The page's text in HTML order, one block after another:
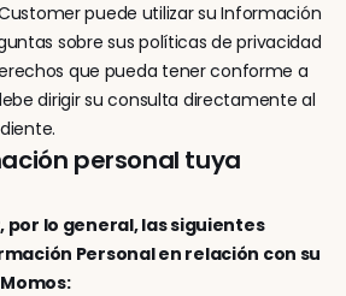
puede utilizar su Información
sobre sus políticas de privacidad
que pueda tener conforme a
dirigir su consulta directamente al
personal tuya
por lo general, las siguientes
Personal en relación con su